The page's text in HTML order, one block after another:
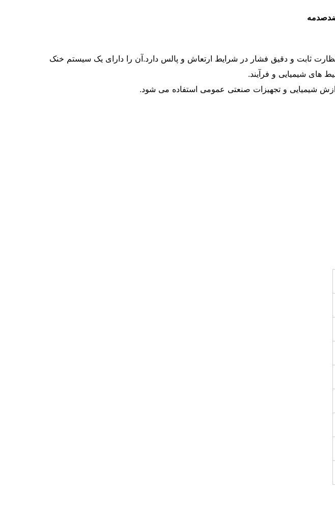
که نیاز به نظارت ثابت و دقیق فشار در شرایط ارتعاش و پالس دارد.آن را دارای یک سیستم خنک
های شیمیایی و فرآیند.